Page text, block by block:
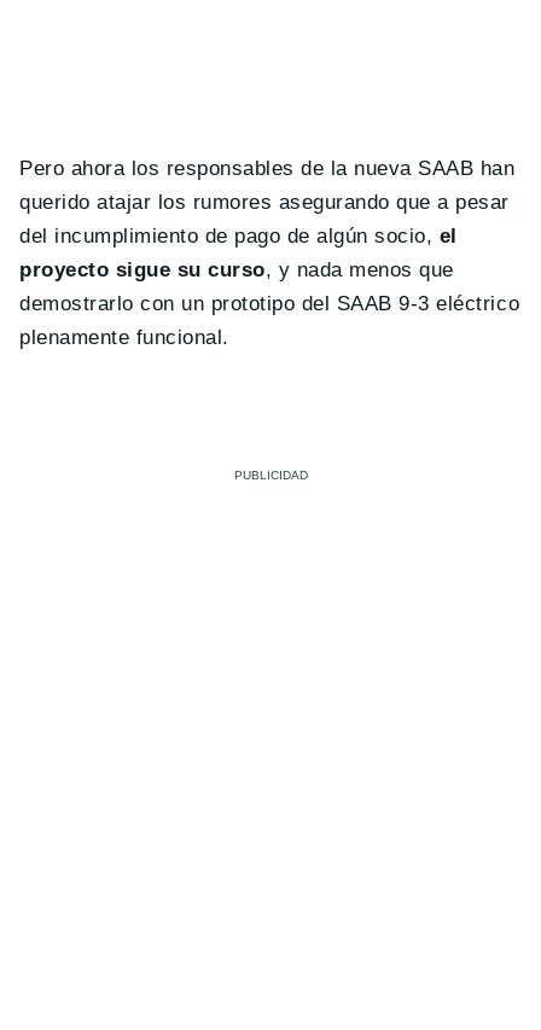
Pero ahora los responsables de la nueva SAAB han
querido atajar los rumores asegurando que a pesar
del incumplimiento de pago de algún socio, el
proyecto sigue su curso, y nada menos que
demostrarlo con un prototipo del SAAB 9-3 eléctrico
plenamente funcional.